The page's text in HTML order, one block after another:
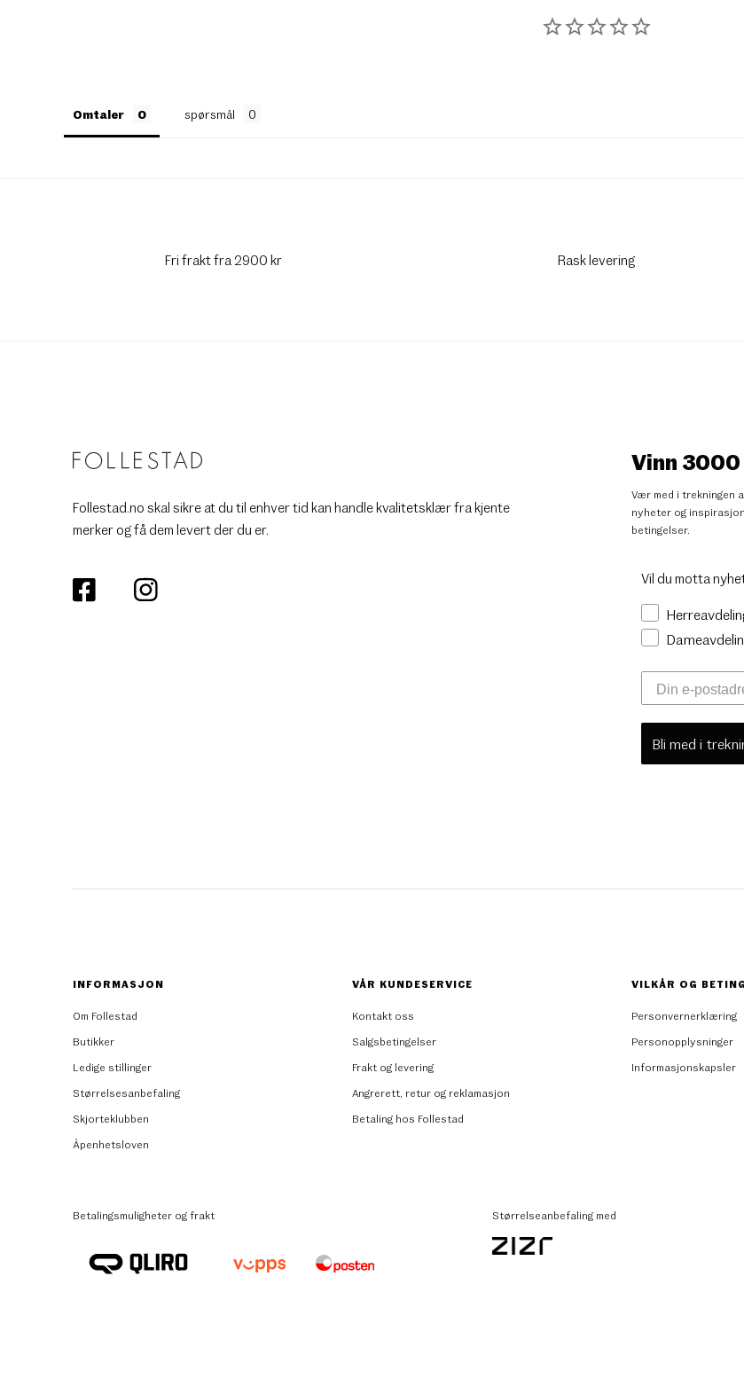
Omtaler spørsmål
Fri frakt fra 2900 kr Rask levering
Follestad.no skal sikre at du til enhver tid kan handle kvalitetsklær fra kjente
merker og få dem levert der du er.
Vinn
Vær med i trekningen
nyheter og
betingelser.
Vil du motta
Bli med i
INFORMASJON
Om Follestad
Butikker
Ledige stillinger
Størrelsesanbefaling
Skjorteklubben
Åpenhetsloven
VÅR KUNDESERVICE
Kontakt oss
Salgsbetingelser
Frakt og levering
Angrerett, retur og reklamasjon
Betaling hos Follestad
VILKÅR OG
Personvernerklæring
Personopplysninger
Informasjonskapsler
Betalingsmuligheter og frakt Størrelseanbefaling med